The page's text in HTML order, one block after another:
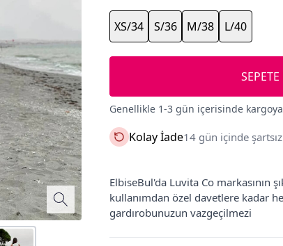
XS/34 S/36 M/38 L/40
SEPETE
Genellikle 1-3 gün içerisinde
Kolay İade14 gün içinde
ElbiseBul'da Luvita Co markasının
kullanımdan özel davetlere kadar
gardırobunuzun vazgeçilmezi